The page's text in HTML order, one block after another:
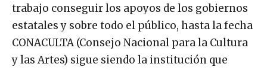
trabajo conseguir los apoyos de los gobiernos
estatales y sobre todo el público, hasta la fecha
CONACULTA (Consejo Nacional para la Cultura
y las Artes) sigue siendo la institución que